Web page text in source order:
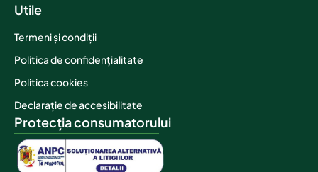
Utile
Termeni și condiții
Politica de confidențialitate
Politica cookies
Declarație de accesibilitate
Protecția consumatorului